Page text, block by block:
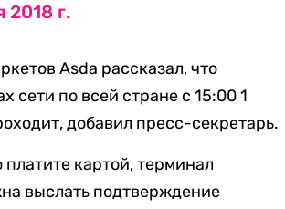
2018 г.
Asda рассказал, что
сети по всей стране с 15:00 1
добавил пресс-секретарь.
картой, терминал
выслать подтверждение